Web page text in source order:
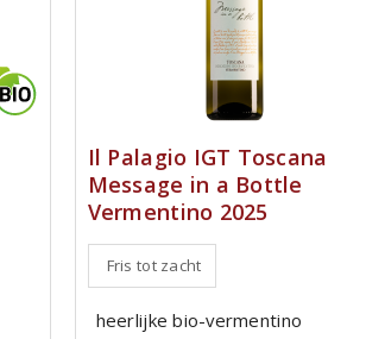
Il Palagio IGT Toscana
Message in a Bottle
Vermentino 2025
Fris tot zacht
heerlijke bio-vermentino